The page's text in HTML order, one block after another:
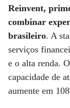
Reinvent,
combinar
brasileiro. A
serviços
e o alta renda.
capacidade de
aumente em